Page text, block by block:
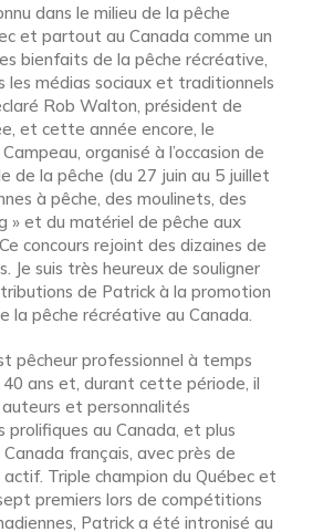
dans le milieu de la pêche
et partout au Canada comme un
bienfaits de la pêche récréative,
les médias sociaux et traditionnels
Rob Walton, président de
et cette année encore, le
organisé à l’occasion de
de la pêche (du 27 juin au 5 juillet
à pêche, des moulinets, des
» et du matériel de pêche aux
concours rejoint des dizaines de
Je suis très heureux de souligner
de Patrick à la promotion
la pêche récréative au Canada.
pêcheur professionnel à temps
40 ans et, durant cette période, il
auteurs et personnalités
prolifiques au Canada, et plus
français, avec près de
Triple champion du Québec et
premiers lors de compétitions
Patrick a été intronisé au